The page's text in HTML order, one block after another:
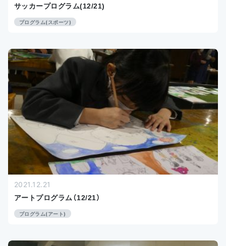
サッカープログラム(12/21)
プログラム(スポーツ)
2021.12.21
アートプログラム（12/21）
プログラム(アート)